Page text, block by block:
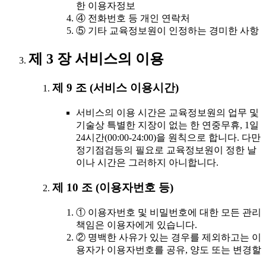
한 이용자정보
④ 전화번호 등 개인 연락처
⑤ 기타 교육정보원이 인정하는 경미한 사항
제 3 장 서비스의 이용
제 9 조 (서비스 이용시간)
서비스의 이용 시간은 교육정보원의 업무 및
기술상 특별한 지장이 없는 한 연중무휴, 1일
24시간(00:00-24:00)을 원칙으로 합니다. 다만
정기점검등의 필요로 교육정보원이 정한 날
이나 시간은 그러하지 아니합니다.
제 10 조 (이용자번호 등)
① 이용자번호 및 비밀번호에 대한 모든 관리
책임은 이용자에게 있습니다.
② 명백한 사유가 있는 경우를 제외하고는 이
용자가 이용자번호를 공유, 양도 또는 변경할